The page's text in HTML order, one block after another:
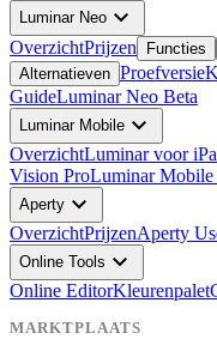
Luminar Neo expand_more
OverzichtPrijzen Functies
Alternatieven Proefversie
GuideLuminar Neo Beta
Luminar Mobile expand_more
OverzichtLuminar voor
Vision ProLuminar Mobile
Aperty expand_more
OverzichtPrijzenAperty
Online Tools expand_more
Online EditorKleurenpalet
MARKTPLAATS